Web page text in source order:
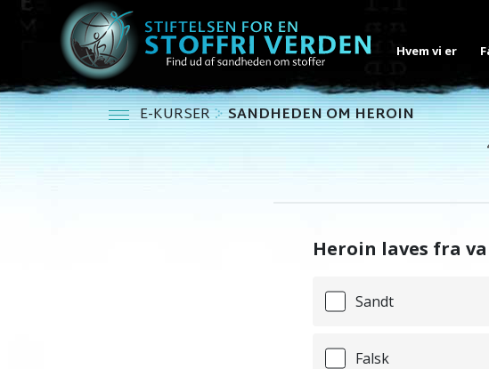
Hvem vi er
E-KURSER SANDHEDEN OM HEROIN
Heroin laves fra
Sandt
Falsk